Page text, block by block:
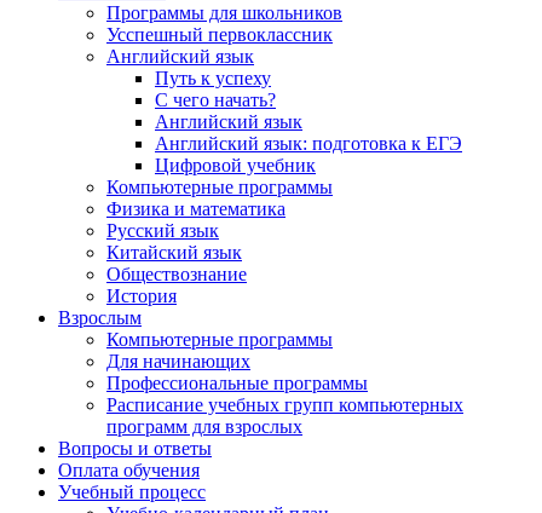
Программы для школьников
Усспешный первоклассник
Английский язык
Путь к успеху
С чего начать?
Английский язык
Английский язык: подготовка к ЕГЭ
Цифровой учебник
Компьютерные программы
Физика и математика
Русский язык
Китайский язык
Обществознание
История
Взрослым
Компьютерные программы
Для начинающих
Профессиональные программы
Расписание учебных групп компьютерных
программ для взрослых
Вопросы и ответы
Оплата обучения
Учебный процесс